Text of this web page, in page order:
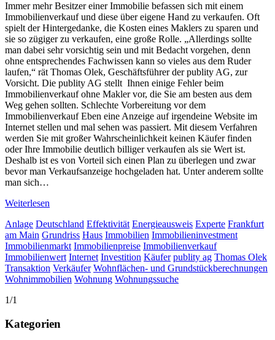
Immer mehr Besitzer einer Immobilie befassen sich mit einem
Immobilienverkauf und diese über eigene Hand zu verkaufen. Oft
spielt der Hintergedanke, die Kosten eines Maklers zu sparen und
sie so zügiger zu verkaufen, eine große Rolle. „Allerdings sollte
man dabei sehr vorsichtig sein und mit Bedacht vorgehen, denn
ohne entsprechendes Fachwissen kann so vieles aus dem Ruder
laufen,“ rät Thomas Olek, Geschäftsführer der publity AG, zur
Vorsicht. Die publity AG stellt Ihnen einige Fehler beim
Immobilienverkauf ohne Makler vor, die Sie am besten aus dem
Weg gehen sollten. Schlechte Vorbereitung vor dem
Immobilienverkauf Eben eine Anzeige auf irgendeine Website im
Internet stellen und mal sehen was passiert. Mit diesem Verfahren
werden Sie mit großer Wahrscheinlichkeit keinen Käufer finden
oder Ihre Immobilie deutlich billiger verkaufen als sie Wert ist.
Deshalb ist es von Vorteil sich einen Plan zu überlegen und zwar
bevor man Verkaufsanzeige hochgeladen hat. Unter anderem sollte
man sich…
Weiterlesen
Anlage Deutschland Effektivität Energieausweis Experte Frankfurt
am Main Grundriss Haus Immobilien Immobilieninvestment
Immobilienmarkt Immobilienpreise Immobilienverkauf
Immobilienwert Internet Investition Käufer publity ag Thomas Olek
Transaktion Verkäufer Wohnflächen- und Grundstückberechnungen
Wohnimmobilien Wohnung Wohnungssuche
1/1
Kategorien